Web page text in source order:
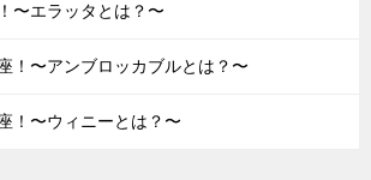
〜エラッタとは？〜
！〜アンブロッカブルとは？〜
！〜ウィニーとは？〜